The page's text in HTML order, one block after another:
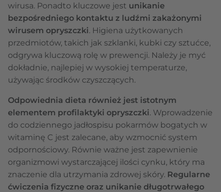
wirusa. Ponadto kluczowe jest unikanie
bezpośredniego kontaktu z ludźmi zakażonymi
wirusem opryszczki. Higiena użytkowanych
przedmiotów, takich jak szklanki, kubki czy sztućce,
odgrywa kluczową rolę w prewencji. Należy je myć
dokładnie, najlepiej w wysokiej temperaturze,
używając środków czyszczących.
Odpowiednia dieta również jest istotnym
elementem profilaktyki opryszczki. Wprowadzenie
do codziennego jadłospisu pokarmów bogatych w
witaminę C jest zalecane, aby wzmocnić system
odpornościowy. Równie ważne jest zapewnienie
organizmowi wystarczającej ilości cynku, który ma
znaczenie dla utrzymania zdrowej skóry. Regularne
ćwiczenia fizyczne oraz unikanie długotrwałego